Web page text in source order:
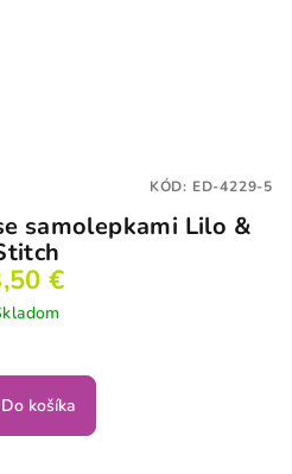
samolepkami Lilo &
€
Do košíka
KÓD: ED-4229-5